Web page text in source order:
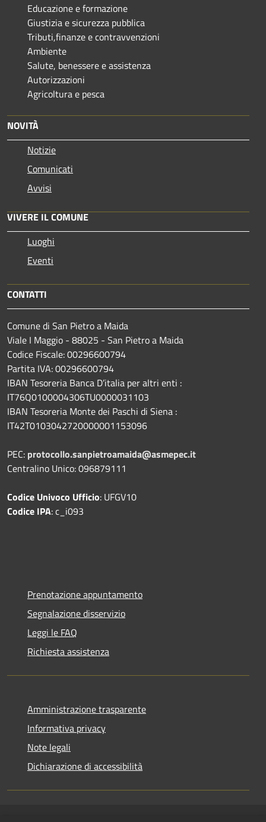
Educazione e formazione
Giustizia e sicurezza pubblica
Tributi,finanze e contravvenzioni
Ambiente
Salute, benessere e assistenza
Autorizzazioni
Agricoltura e pesca
NOVITÀ
Notizie
Comunicati
Avvisi
VIVERE IL COMUNE
Luoghi
Eventi
CONTATTI
Comune di San Pietro a Maida
Viale I Maggio - 88025 - San Pietro a Maida
Codice Fiscale: 00296600794
Partita IVA: 00296600794
IBAN Tesoreria Banca D’italia per altri enti :
IT76Q0100004306TU0000031103
IBAN Tesoreria Monte dei Paschi di Siena :
IT42T0103042720000001153096
PEC: protocollo.sanpietroamaida@asmepec.it
Centralino Unico: 096879111
Codice Univoco Ufficio: UFGV10
Codice IPA: c_i093
Prenotazione appuntamento
Segnalazione disservizio
Leggi le FAQ
Richiesta assistenza
Amministrazione trasparente
Informativa privacy
Note legali
Dichiarazione di accessibilità